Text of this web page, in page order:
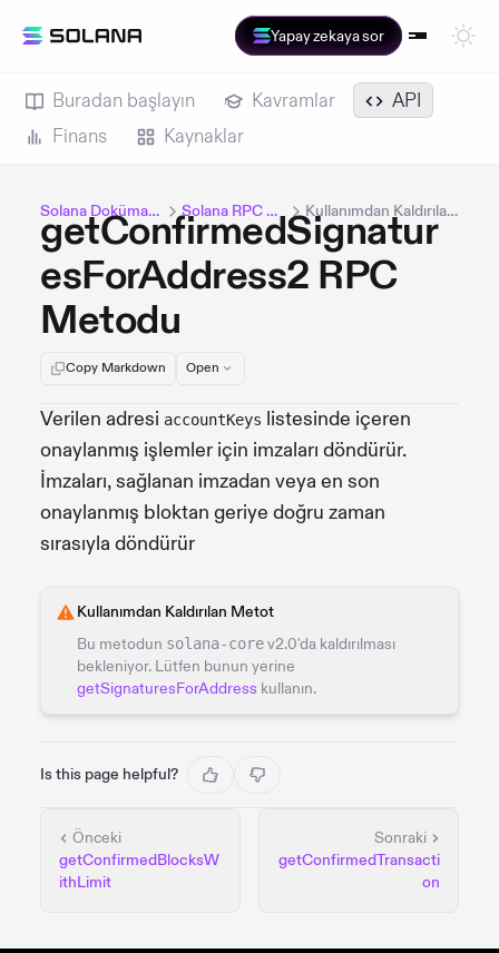
Yapay zekaya sor
Buradan başlayın Kavramlar
API
Finans
Kaynaklar
Solana Dokümantasyonu Solana RPC Methods Kullanımdan Kaldırılan Metotlar
getConfirmedSignatur
esForAddress2 RPC
Metodu
Copy Markdown Open
Verilen adresi accountKeys listesinde içeren
onaylanmış işlemler için imzaları döndürür.
İmzaları, sağlanan imzadan veya en son
onaylanmış bloktan geriye doğru zaman
sırasıyla döndürür
Kullanımdan Kaldırılan Metot
Bu metodun solana-corev2.0'da kaldırılması
bekleniyor. Lütfen bunun yerine
getSignaturesForAddress kullanın.
Is this page helpful?
Önceki
getConfirmedBlocksW
ithLimit
Sonraki
getConfirmedTransacti
on